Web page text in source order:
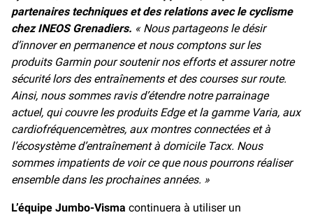
partenaires techniques et des relations avec le cyclisme
chez INEOS Grenadiers. « Nous partageons le désir
d’innover en permanence et nous comptons sur les
produits Garmin pour soutenir nos efforts et assurer notre
sécurité lors des entraînements et des courses sur route.
Ainsi, nous sommes ravis d’étendre notre parrainage
actuel, qui couvre les produits Edge et la gamme Varia, aux
cardiofréquencemètres, aux montres connectées et à
l’écosystème d’entraînement à domicile Tacx. Nous
sommes impatients de voir ce que nous pourrons réaliser
ensemble dans les prochaines années. »
L’équipe Jumbo-Visma continuera à utiliser un